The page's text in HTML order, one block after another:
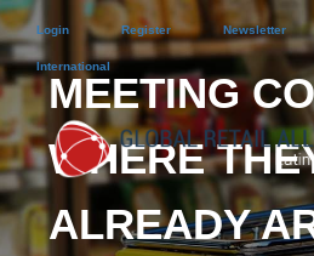
Login Register Newsletter
International
MEETING
WHERE
ALREADY